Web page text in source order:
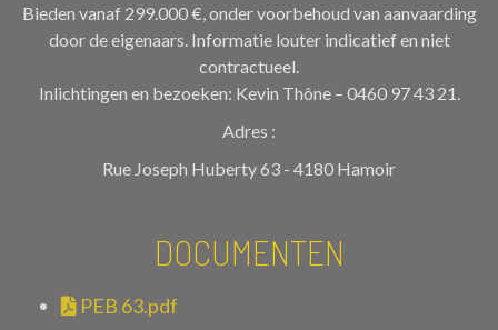
Bieden vanaf 299.000 €, onder voorbehoud van aanvaarding
door de eigenaars. Informatie louter indicatief en niet
contractueel.
Inlichtingen en bezoeken: Kevin Thône – 0460 97 43 21.
Adres :
Rue Joseph Huberty 63 - 4180 Hamoir
DOCUMENTEN
PEB 63.pdf